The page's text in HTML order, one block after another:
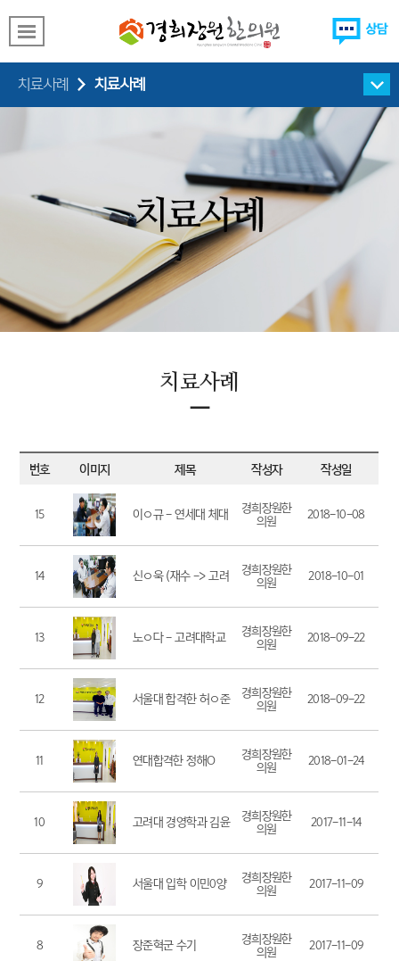
치료사례 치료사례
치료사례
ㅡ
번호 이미지 제목 작성자 작성일
15 이ㅇ규 - 연세대 체대
경희장원한
의원
2018-10-08
14
신ㅇ욱 (재수 -> 고려
경희장원한
의원
2018-10-01
13
노ㅇ다 - 고려대학교
경희장원한
의원
2018-09-22
12
서울대 합격한 허ㅇ준
경희장원한
의원
2018-09-22
11 연대합격한 정해O
경희장원한
의원
2018-01-24
10
고려대 경영학과 김윤
경희장원한
의원
2017-11-14
9
서울대 입학 이민0양
경희장원한
의원
2017-11-09
8 장준혁군 수기
경희장원한
의원
2017-11-09